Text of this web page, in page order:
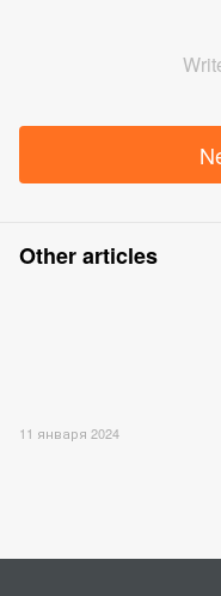
Other articles
11 января 2024